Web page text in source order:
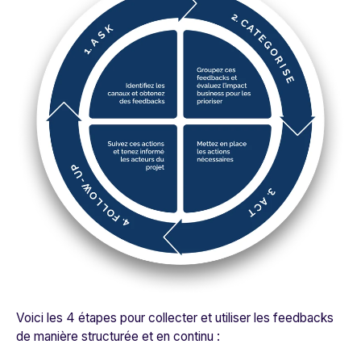
Voici les 4 étapes pour collecter et utiliser les feedbacks
de manière structurée et en continu :